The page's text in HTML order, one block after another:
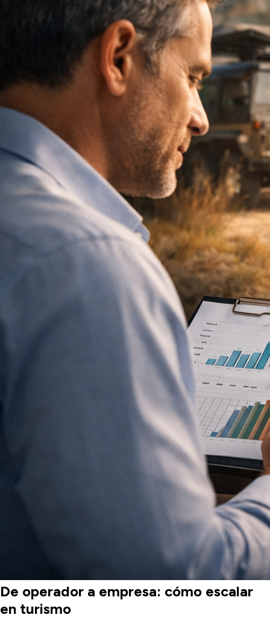
De operador a empresa: cómo escalar
en turismo